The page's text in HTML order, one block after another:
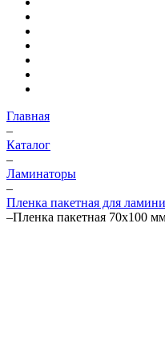
Главная
–
Каталог
–
Ламинаторы
–
Пленка пакетная для
–Пленка пакетная 70х100